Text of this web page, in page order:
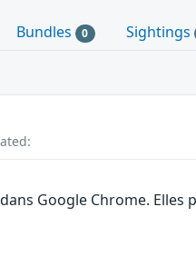
Bundles 0 Sightings
Google Chrome.